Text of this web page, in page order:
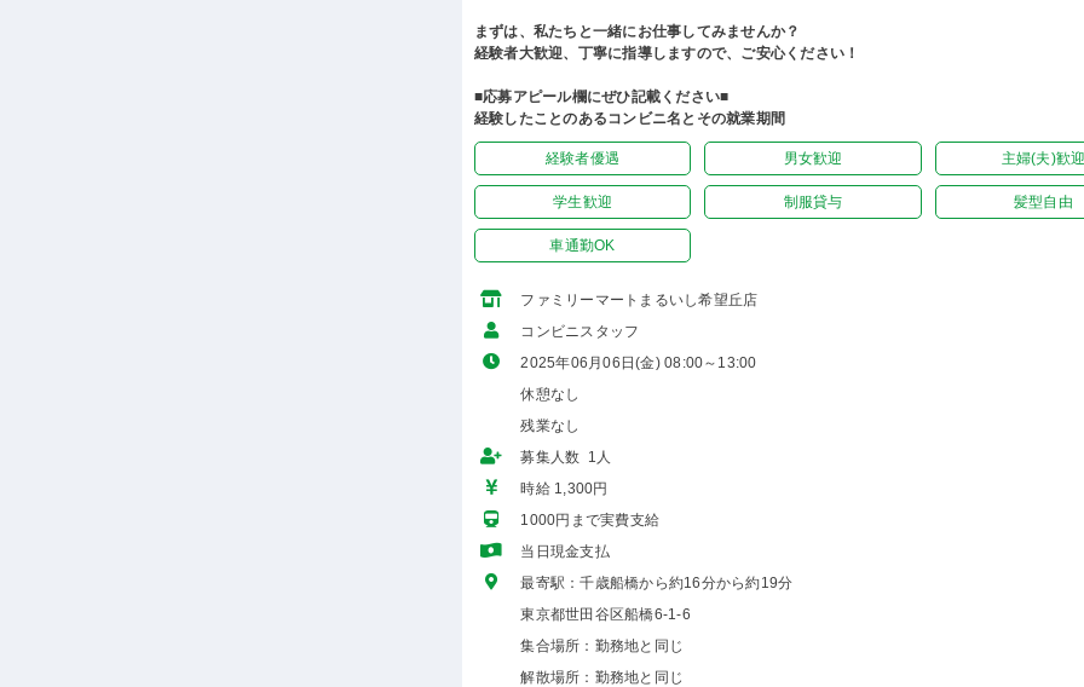
まずは、私たちと一緒にお仕事してみませんか？
経験者大歓迎、丁寧に指導しますので、ご安心ください！
■応募アピール欄にぜひ記載ください■
経験したことのあるコンビニ名とその就業期間
経験者優遇 男女歓迎 主婦(夫)歓
学生歓迎 制服貸与 髪型自由
車通勤OK
ファミリーマートまるいし希望丘店
コンビニスタッフ
2025年06月06日(金) 08:00～13:00
休憩なし
残業なし
募集人数 1人
時給 1,300円
1000円まで実費支給
当日現金支払
最寄駅：千歳船橋から約16分から約19分
東京都世田谷区船橋6-1-6
集合場所：勤務地と同じ
解散場所：勤務地と同じ